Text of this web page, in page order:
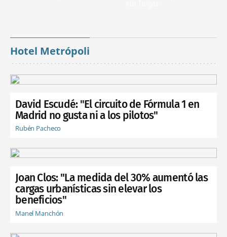
Hotel Metrópoli
David Escudé: "El circuito de Fórmula 1 en
Madrid no gusta ni a los pilotos"
Rubén Pacheco
Joan Clos: "La medida del 30% aumentó las
cargas urbanísticas sin elevar los
beneficios"
Manel Manchón